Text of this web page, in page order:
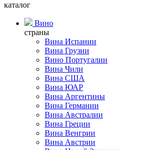
каталог
Вино
страны
Вина Испании
Вина Грузии
Вино Португалии
Вина Чили
Вина США
Вина ЮАР
Вина Аргентины
Вина Германии
Вина Австралии
Вина Греции
Вина Венгрии
Вина Австрии